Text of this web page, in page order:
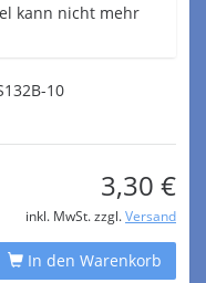
kann nicht mehr
10
3,30 €
inkl. MwSt. zzgl. Versand
In den Warenkorb